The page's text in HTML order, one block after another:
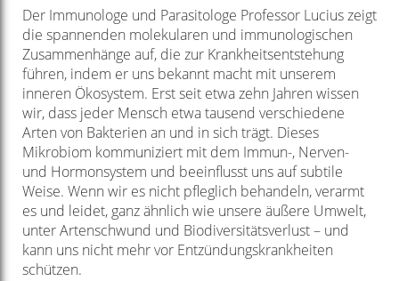
Der Immunologe und Parasitologe Professor Lucius zeigt
die spannenden molekularen und immunologischen
Zusammenhänge auf, die zur Krankheitsentstehung
führen, indem er uns bekannt macht mit unserem
inneren Ökosystem. Erst seit etwa zehn Jahren wissen
wir, dass jeder Mensch etwa tausend verschiedene
Arten von Bakterien an und in sich trägt. Dieses
Mikrobiom kommuniziert mit dem Immun-, Nerven-
und Hormonsystem und beeinflusst uns auf subtile
Weise. Wenn wir es nicht pfleglich behandeln, verarmt
es und leidet, ganz ähnlich wie unsere äußere Umwelt,
unter Artenschwund und Biodiversitätsverlust – und
kann uns nicht mehr vor Entzündungskrankheiten
schützen.